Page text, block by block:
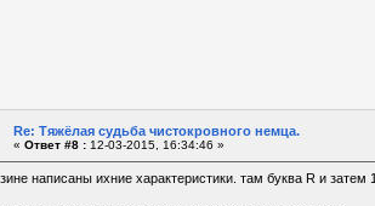
Re: Тяжёлая судьба чистокровного немца.
« Ответ #8 : 12-03-2015, 16:34:46 »
написаны ихние характеристики. там буква R и затем